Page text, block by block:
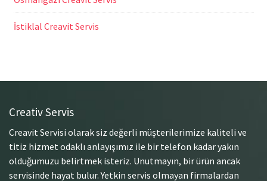
İstiklal Creavit Servis
Creativ Servis
Creavit Servisi olarak siz değerli müşterilerimize kaliteli ve
titiz hizmet odaklı anlayışımız ile bir telefon kadar yakın
olduğumuzu belirtmek isteriz. Unutmayın, bir ürün ancak
servisinde hayat bulur. Yetkin servis olmayan firmalardan